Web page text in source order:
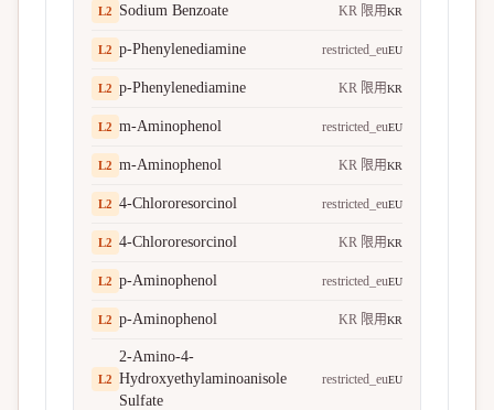
L2 Sodium Benzoate KR 限用KR
L2 p-Phenylenediamine restricted_euEU
L2 p-Phenylenediamine KR 限用KR
L2 m-Aminophenol restricted_euEU
L2 m-Aminophenol KR 限用KR
L2 4-Chlororesorcinol restricted_euEU
L2 4-Chlororesorcinol KR 限用KR
L2 p-Aminophenol restricted_euEU
L2 p-Aminophenol KR 限用KR
L2
2-Amino-4-
Hydroxyethylaminoanisole
Sulfate
restricted_euEU